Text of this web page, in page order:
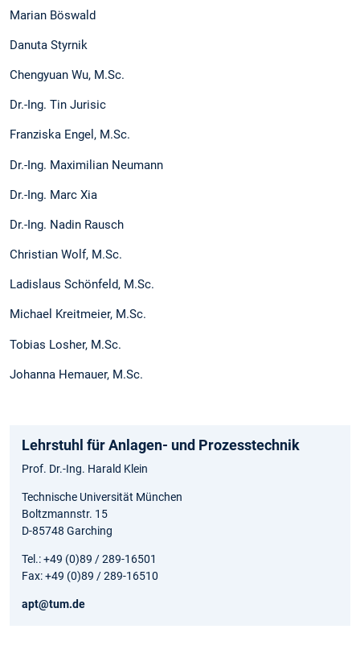
Marian Böswald
Danuta Styrnik
Chengyuan Wu, M.Sc.
Dr.-Ing. Tin Jurisic
Franziska Engel, M.Sc.
Dr.-Ing. Maximilian Neumann
Dr.-Ing. Marc Xia
Dr.-Ing. Nadin Rausch
Christian Wolf, M.Sc.
Ladislaus Schönfeld, M.Sc.
Michael Kreitmeier, M.Sc.
Tobias Losher, M.Sc.
Johanna Hemauer, M.Sc.
Lehrstuhl für Anlagen- und Prozesstechnik
Prof. Dr.-Ing. Harald Klein
Technische Universität München
Boltzmannstr. 15
D-85748 Garching
Tel.: +49 (0)89 / 289-16501
Fax: +49 (0)89 / 289-16510
apt@tum.de